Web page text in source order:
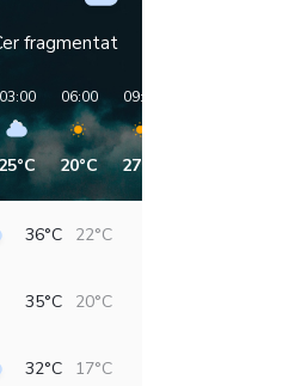
fragmentat
03:00
25°C
06:00
20°C
09:00
27°C
36°C 22°C
35°C 20°C
32°C 17°C